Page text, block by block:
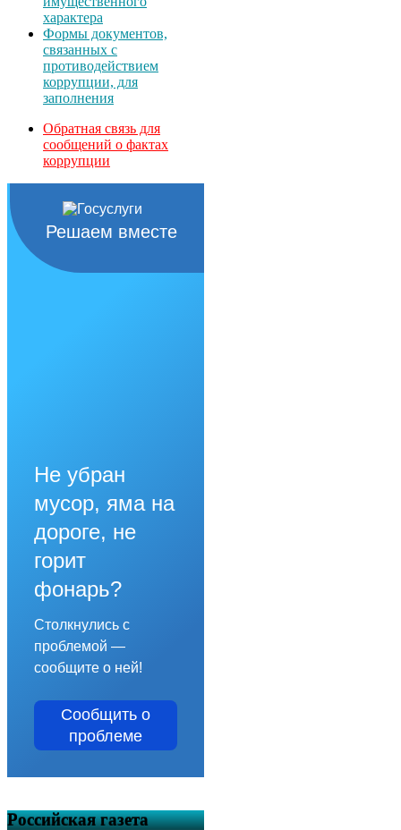
характера
Формы документов,
связанных с
противодействием
коррупции, для
заполнения
Обратная связь для
сообщений о фактах
коррупции
Решаем вместе
Не убран
мусор, яма на
дороге, не
горит
фонарь?
Столкнулись с
проблемой —
сообщите о ней!
Сообщить о
проблеме
Российская газета